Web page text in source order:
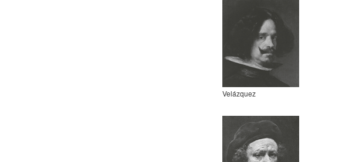
Velázquez